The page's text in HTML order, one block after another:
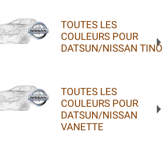
TOUTES LES
COULEURS POUR
DATSUN/NISSAN TINO
TOUTES LES
COULEURS POUR
DATSUN/NISSAN
VANETTE